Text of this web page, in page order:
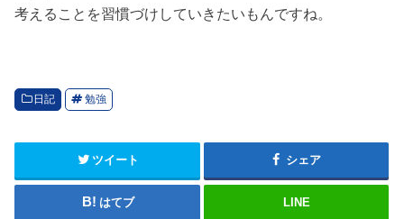
考えることを習慣づけしていきたいもんですね。
日記 勉強
ツイート シェア
はてブ LINE